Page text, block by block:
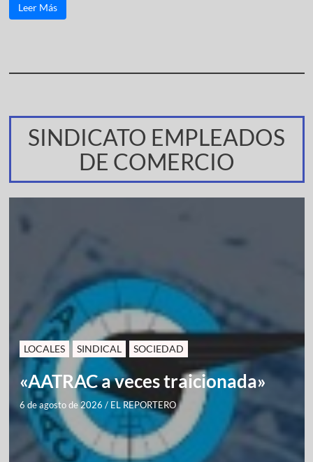
Leer Más
SINDICATO EMPLEADOS
DE COMERCIO
LOCALES SINDICAL SOCIEDAD
«AATRAC a veces traicionada»
6 de agosto de 2026 / EL REPORTERO